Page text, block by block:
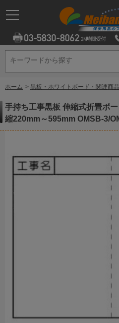
キーワードから探す
キーワードから探す
ホーム > 黒板・ホワイトボード・関連商品
手持ち工事黒板 伸縮式折畳ボ
縮220mm～595mm OMSB-3/